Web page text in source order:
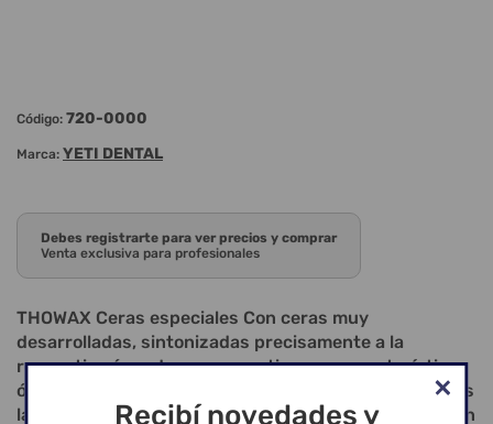
Código: 720-0000
Marca: YETI DENTAL
Debes registrarte para ver precios y comprar
Venta exclusiva para profesionales
THOWAX Ceras especiales Con ceras muy
desarrolladas, sintonizadas precisamente a la
respectiva área de uso, garantizamos características
óptimas también en las aplicaciones especiales. Todas
las ceras son obtenibles en latas de 70 g y en parte en
Recibí novedades y